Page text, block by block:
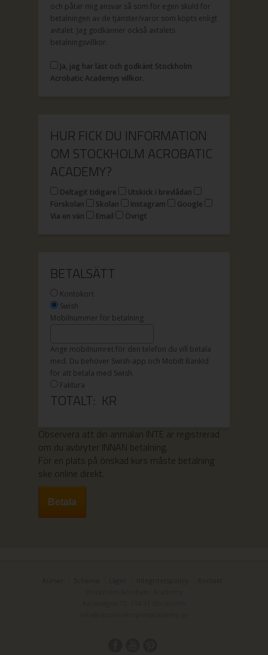
och påtar mig ansvar så som för egen skuld för
betalningen av de tjänster/varor som köpts enligt
avtalet. Jag godkänner också avtalets
betalningsvillkor.
Ja, jag har läst och godkänt Stockholm
Acrobatic Academys villkor.
HUR FICK DU INFORMATION
OM STOCKHOLM ACROBATIC
ACADEMY?
Deltagit tidigare
Utskick i brevlådan
Förskolan
Skolan Instagram
Google
Via en vän
Email Övrigt
BETALSÄTT
Kontokort
Swish
Mobilnummer för betalning
Ange mobilnumret för den telefon du vill betala
med. Du behöver Swish-app och Mobilt BankId
för att betala med Swish.
Faktura
TOTALT: KR
Observera att din anmälan INTE är registrerad
om du avbryter INNAN betalning.
För en plats på önskad kurs måste betalning
ske online direkt.